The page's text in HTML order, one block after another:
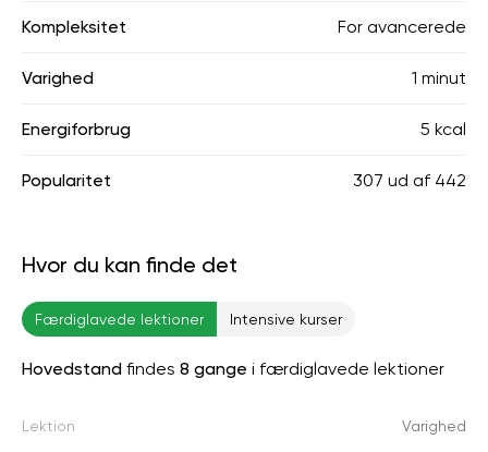
Kompleksitet For avancerede
Varighed 1 minut
Energiforbrug 5 kcal
Popularitet 307 ud af 442
Hvor du kan finde det
Færdiglavede lektioner Intensive kurser
Hovedstand findes 8 gange i færdiglavede lektioner
Lektion Varighed